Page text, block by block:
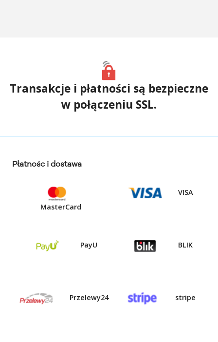
Transakcje i płatności są bezpieczne
w połączeniu SSL.
Płatnośc i dostawa
MasterCard
VISA
PayU BLIK
Przelewy24 stripe